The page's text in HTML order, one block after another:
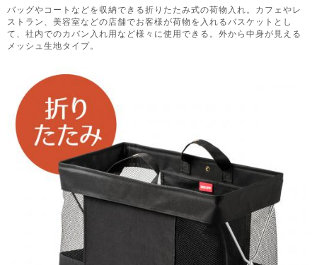
バッグやコートなどを収納できる折りたたみ式の荷物入れ。カフェやレ
ストラン、美容室などの店舗でお客様が荷物を入れるバスケットとし
て、社内でのカバン入れ用など様々に使用できる。外から中身が見える
メッシュ生地タイプ。